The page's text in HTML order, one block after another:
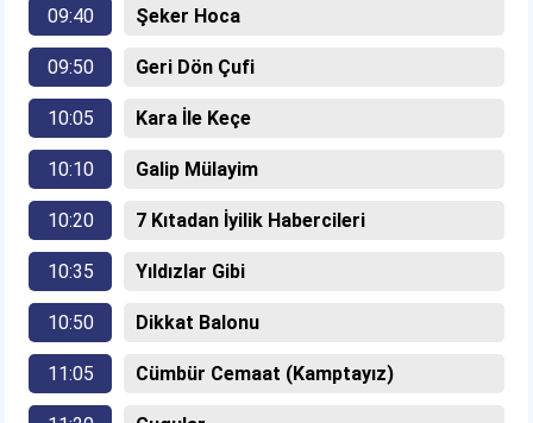
09:40 Şeker Hoca
09:50 Geri Dön Çufi
10:05 Kara İle Keçe
10:10 Galip Mülayim
10:20 7 Kıtadan İyilik Habercileri
10:35 Yıldızlar Gibi
10:50 Dikkat Balonu
11:05 Cümbür Cemaat (Kamptayız)